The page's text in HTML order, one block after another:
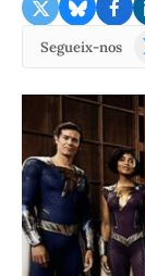
Segueix-nos
X